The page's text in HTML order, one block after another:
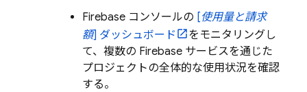
Firebase コンソールの [使用量と請求
額] ダッシュボード
をモニタリングし
て、複数の Firebase サービスを通じた
プロジェクトの全体的な使用状況を確認
する。